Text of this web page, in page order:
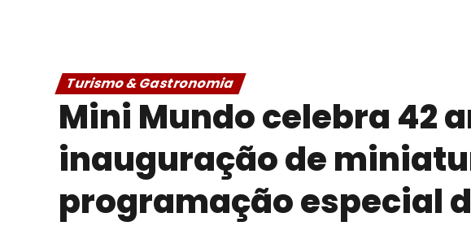
Turismo & Gastronomia
Mini Mundo celebra 42
inauguração de
programação especial